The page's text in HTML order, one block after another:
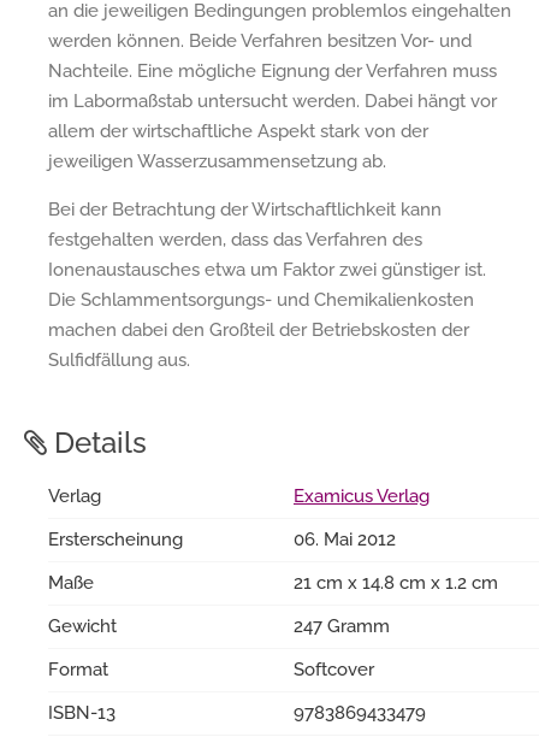
an die jeweiligen Bedingungen problemlos eingehalten
werden können. Beide Verfahren besitzen Vor- und
Nachteile. Eine mögliche Eignung der Verfahren muss
im Labormaßstab untersucht werden. Dabei hängt vor
allem der wirtschaftliche Aspekt stark von der
jeweiligen Wasserzusammensetzung ab.
Bei der Betrachtung der Wirtschaftlichkeit kann
festgehalten werden, dass das Verfahren des
Ionenaustausches etwa um Faktor zwei günstiger ist.
Die Schlammentsorgungs- und Chemikalienkosten
machen dabei den Großteil der Betriebskosten der
Sulfidfällung aus.
Details
Verlag
Examicus Verlag
Ersterscheinung
06. Mai 2012
Maße
21 cm x 14.8 cm x 1.2 cm
Gewicht
247 Gramm
Format
Softcover
ISBN-13
9783869433479